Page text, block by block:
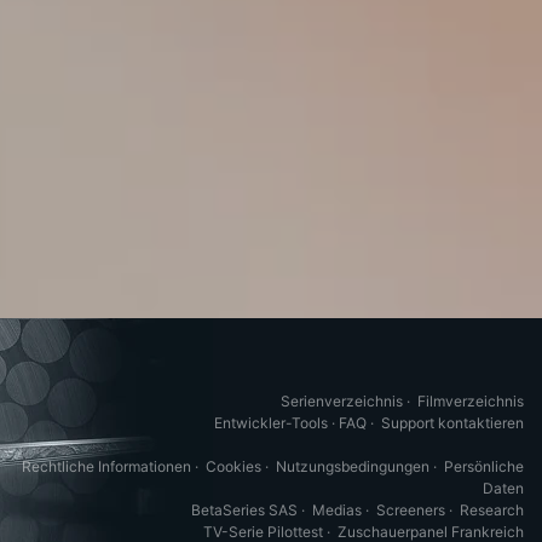
Serienverzeichnis · Filmverzeichnis
Entwickler-Tools · FAQ · Support kontaktieren
Rechtliche Informationen · Cookies · Nutzungsbedingungen · Persönliche
Daten
BetaSeries SAS · Medias · Screeners · Research
TV-Serie Pilottest · Zuschauerpanel Frankreich